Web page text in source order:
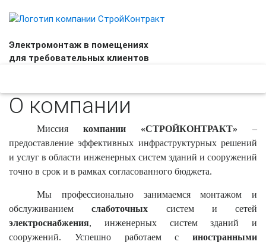
Электромонтаж в помещениях
для требовательных клиентов
О компании
Миссия компании «СТРОЙКОНТРАКТ» –
предоставление эффективных инфраструктурных решений
и услуг в области инженерных систем зданий и сооружений
точно в срок и в рамках согласованного бюджета.
Мы профессионально занимаемся монтажом и
обслуживаниемслаботочных систем и сетей
электроснабжения, инженерных систем зданий и
сооружений. Успешно работаем с иностранными